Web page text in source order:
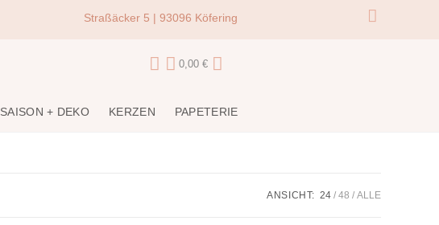
Straßäcker 5 | 93096 Köfering
0,00 €
SAISON + DEKO KERZEN PAPETERIE
ANSICHT: 24 48 ALLE